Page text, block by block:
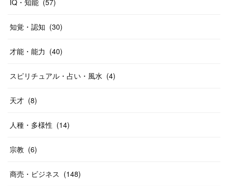
IQ・知能 (57)
知覚・認知 (30)
才能・能力 (40)
スピリチュアル・占い・風水 (4)
天才 (8)
人種・多様性 (14)
宗教 (6)
商売・ビジネス (148)